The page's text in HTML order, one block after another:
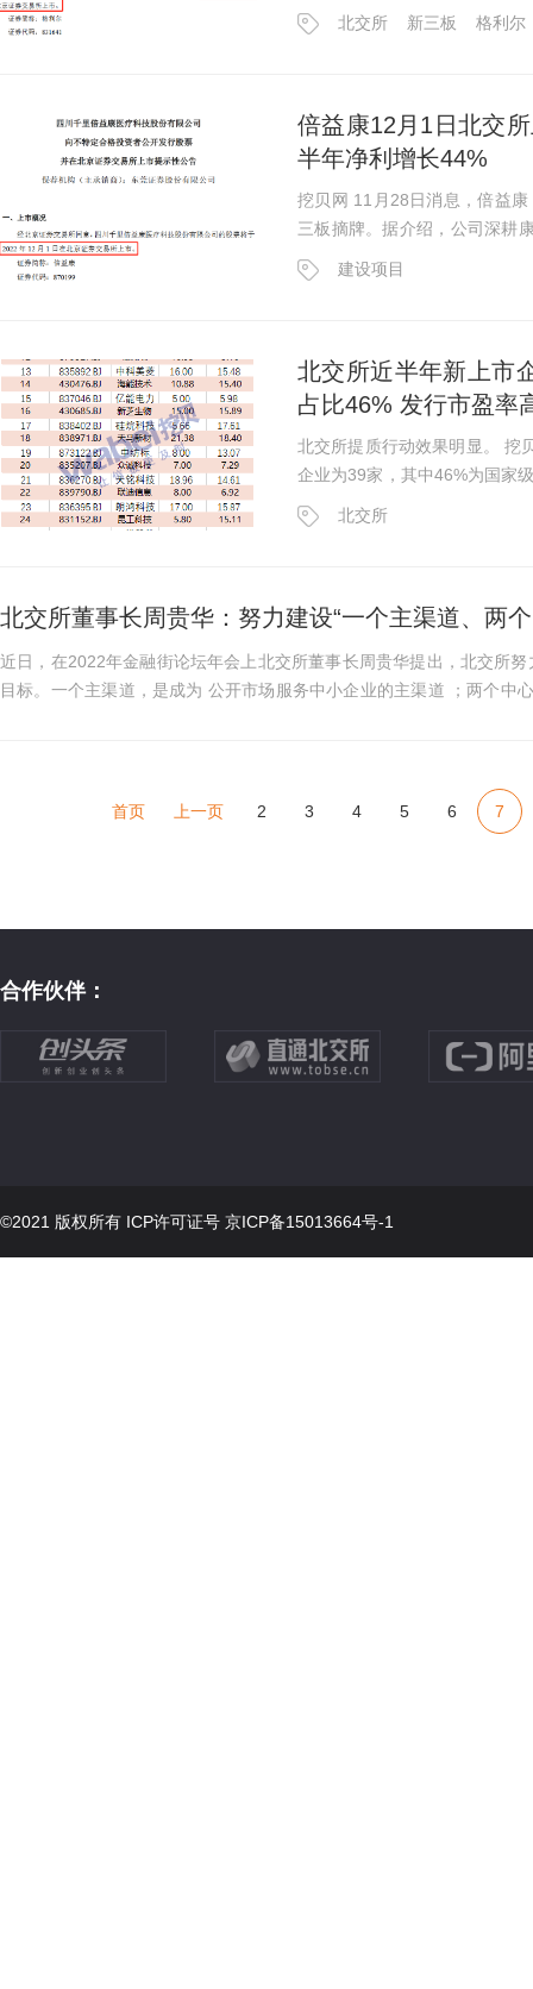
润双增长，其中净利润增长249.55%至3740万元
行市盈率为23.32倍，发行...
北交所 新三板 格利尔
倍益康12月1日北交
半年净利增长44%
挖贝网 11月28日消息，倍益
三板摘牌。据介绍，公司深耕
拥有417项专利，今年上半年净利润
格为31.8元/股，发行市盈...
建设项目
北交所近半年新上市
占比46% 发行市盈率
北交所提质行动效果明显。 挖贝研究院数据显示，今年6月份以来，北交所新上市
企业为39家，其中46%为国家
色于已上市企业，今年前三季
北交所
北交所董事长周贵华：努力建设“一个主渠道、两
近日，在2022年金融街论坛年会上北交所董事长周贵华提出，北交所
目标。一个主渠道，是成为 公开市场服务中小企业的主渠道 ；两个中
首页 上一页 2 3 4 5 6 7
合作伙伴：
©2021 版权所有 ICP许可证号 京ICP备15013664号-1